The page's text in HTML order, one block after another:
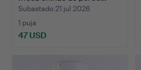
Subastado 21 jul 2026
1 puja
47 USD